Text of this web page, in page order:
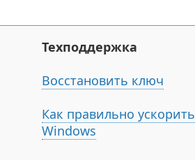
Техподдержка
Восстановить ключ
Как правильно ускорить
Windows